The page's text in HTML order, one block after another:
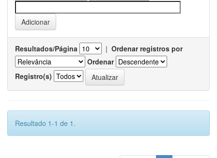
Resultados/Página | Ordenar registros por
Ordenar
Registro(s)
Resultado 1-1 de 1.